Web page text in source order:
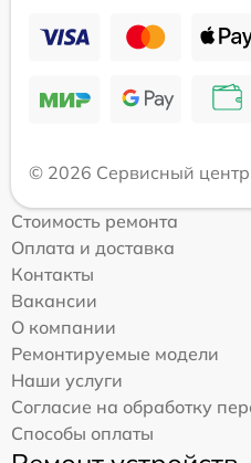
© 2026 Сервисный
Стоимость ремонта
Оплата и доставка
Контакты
Вакансии
О компании
Ремонтируемые модели
Наши услуги
Согласие на обработку
Способы оплаты